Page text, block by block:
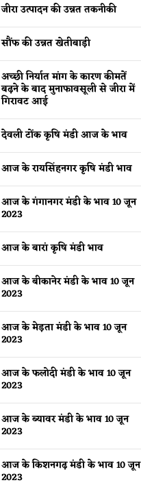
जीरा उत्पादन की उन्नत तकनीकी
सौंफ की उन्नत खेतीबाड़ी
अच्छी निर्यात मांग के कारण कीमतें
बढ़ने के बाद मुनाफावसूली से जीरा में
गिरावट आई
देवली टोंक कृषि मंडी आज के भाव
आज के रायसिंहनगर कृषि मंडी भाव
आज के गंगानगर मंडी के भाव 10 जून
2023
आज के बारां कृषि मंडी भाव
आज के बीकानेर मंडी के भाव 10 जून
2023
आज के मेड़ता मंडी के भाव 10 जून
2023
आज के फलोदी मंडी के भाव 10 जून
2023
आज के ब्यावर मंडी के भाव 10 जून
2023
आज के किशनगढ़ मंडी के भाव 10 जून
2023